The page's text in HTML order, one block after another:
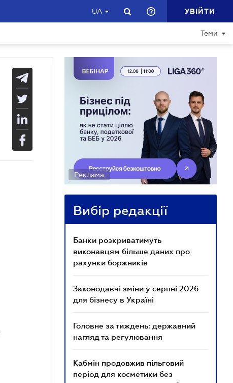
UA УВІЙТИ
Теми
Реклама
Вибір редакції
Банки розкриватимуть
виконавцям більше даних про
рахунки боржників
Законодавчі зміни у серпні 2026
для бізнесу в Україні
Головне за тиждень: державний
нагляд та регулювання
Кабмін продовжив пільговий
період для косметики без